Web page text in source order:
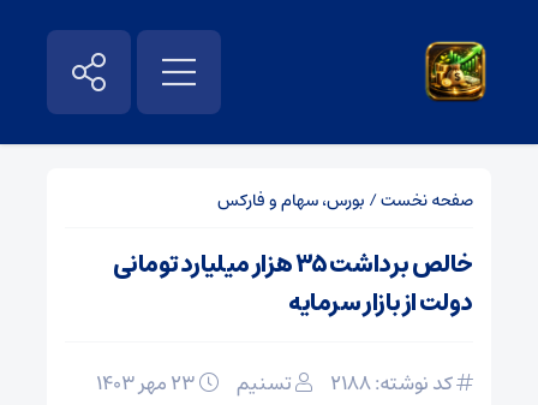
صفحه نخست/ بورس، سهام و فارکس
خالص برداشت ۳۵ هزار میلیارد تومانی
دولت از بازار سرمایه
کد نوشته: 2188 تسنیم